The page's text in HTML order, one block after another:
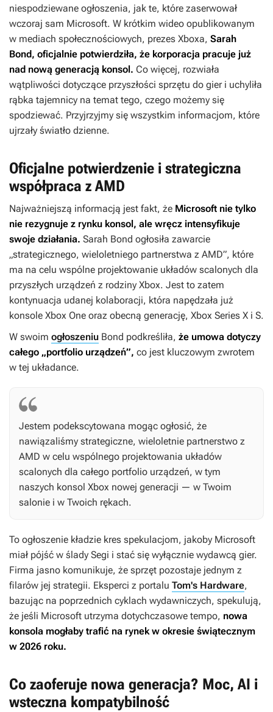
niespodziewane ogłoszenia, jak te, które zaserwował
wczoraj sam Microsoft. W krótkim wideo opublikowanym
w mediach społecznościowych, prezes Xboxa, Sarah
Bond, oficjalnie potwierdziła, że korporacja pracuje już
nad nową generacją konsol. Co więcej, rozwiała
wątpliwości dotyczące przyszłości sprzętu do gier i uchyliła
rąbka tajemnicy na temat tego, czego możemy się
spodziewać. Przyjrzyjmy się wszystkim informacjom, które
ujrzały światło dzienne.
Oficjalne potwierdzenie i strategiczna
współpraca z AMD
Najważniejszą informacją jest fakt, że Microsoft nie tylko
nie rezygnuje z rynku konsol, ale wręcz intensyfikuje
swoje działania. Sarah Bond ogłosiła zawarcie
„strategicznego, wieloletniego partnerstwa z AMD”, które
ma na celu wspólne projektowanie układów scalonych dla
przyszłych urządzeń z rodziny Xbox. Jest to zatem
kontynuacja udanej kolaboracji, która napędzała już
konsole Xbox One oraz obecną generację, Xbox Series X i S.
W swoim ogłoszeniu Bond podkreśliła, że umowa dotyczy
całego „portfolio urządzeń”, co jest kluczowym zwrotem
w tej układance.
Jestem podekscytowana mogąc ogłosić, że
nawiązaliśmy strategiczne, wieloletnie partnerstwo z
AMD w celu wspólnego projektowania układów
scalonych dla całego portfolio urządzeń, w tym
naszych konsol Xbox nowej generacji — w Twoim
salonie i w Twoich rękach.
To ogłoszenie kładzie kres spekulacjom, jakoby Microsoft
miał pójść w ślady Segi i stać się wyłącznie wydawcą gier.
Firma jasno komunikuje, że sprzęt pozostaje jednym z
filarów jej strategii. Eksperci z portalu Tom's Hardware,
bazując na poprzednich cyklach wydawniczych, spekulują,
że jeśli Microsoft utrzyma dotychczasowe tempo, nowa
konsola mogłaby trafić na rynek w okresie świątecznym
w 2026 roku.
Co zaoferuje nowa generacja? Moc, AI i
wsteczna kompatybilność